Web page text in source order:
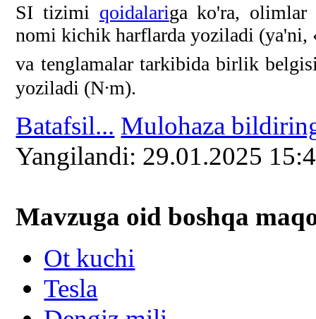
SI tizimi qoidalariga ko'ra, olimlar
nomi kichik harflarda yoziladi (ya'ni,
va tenglamalar tarkibida birlik
yoziladi (N∙m).
Batafsil... Mulohaza
Yangilаndi: 29.01.2025
Mavzuga oid boshqa
Ot kuchi
Tesla